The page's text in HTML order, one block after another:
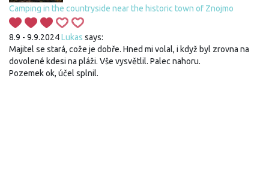
Camping in the countryside near the historic town of Znojmo
8.9 - 9.9.2024Lukas says:
Majitel se stará, cože je dobře. Hned mi volal, i když byl zrovna na
dovolené kdesi na pláži. Vše vysvětlil. Palec nahoru.
Pozemek ok, účel splnil.